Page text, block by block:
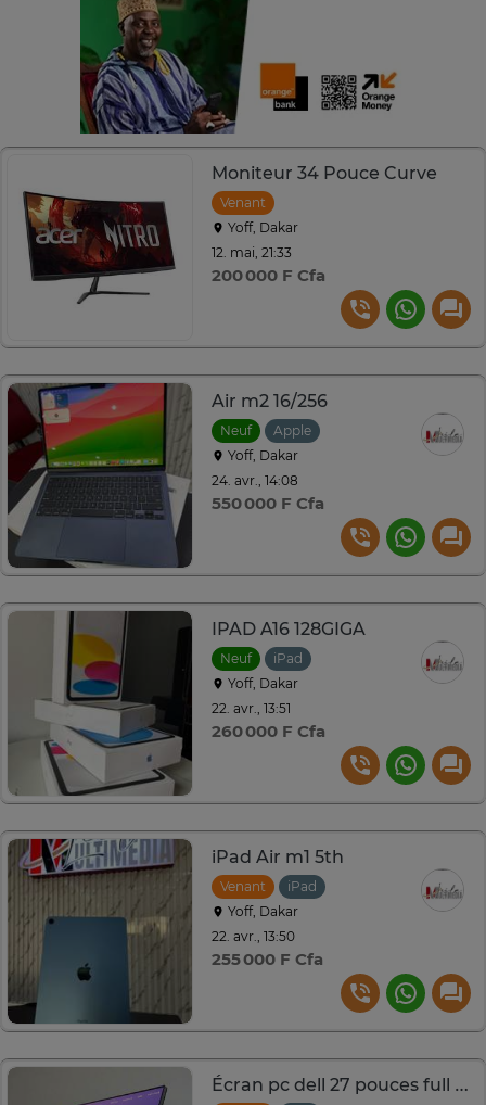
Moniteur 34 Pouce Curve
Venant
Yoff, Dakar
12. mai, 21:33
200 000 F Cfa
Air m2 16/256
Neuf
Apple
Yoff, Dakar
24. avr., 14:08
550 000 F Cfa
IPAD A16 128GIGA
Neuf
iPad
Yoff, Dakar
22. avr., 13:51
260 000 F Cfa
iPad Air m1 5th
Venant
iPad
Yoff, Dakar
22. avr., 13:50
255 000 F Cfa
Écran pc dell 27 pouces full hd